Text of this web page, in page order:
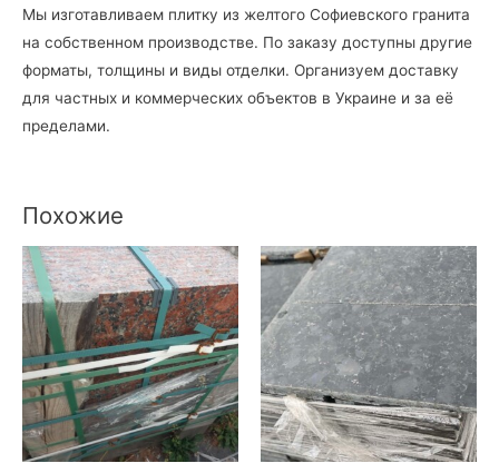
Мы изготавливаем плитку из желтого Софиевского гранита
на собственном производстве. По заказу доступны другие
форматы, толщины и виды отделки. Организуем доставку
для частных и коммерческих объектов в Украине и за её
пределами.
Похожие